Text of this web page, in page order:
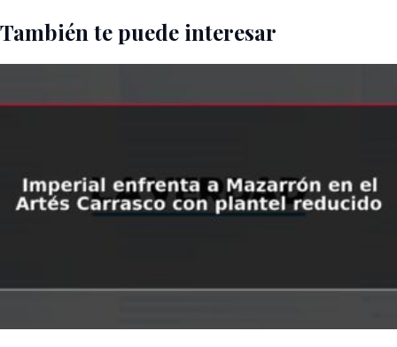
También te puede interesar